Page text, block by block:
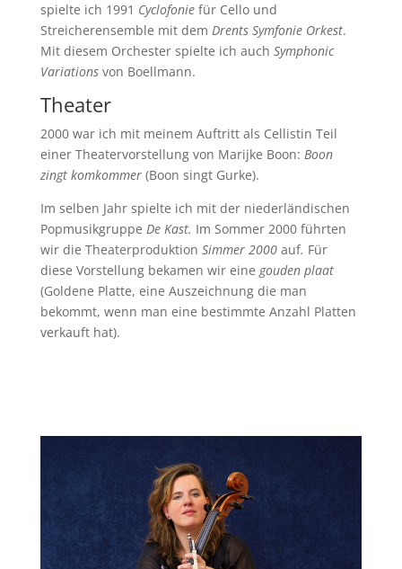
spielte ich 1991 Cyclofoniefür Cello und
Streicherensemble mit dem Drents Symfonie Orkest.
Mit diesem Orchester spielte ich auch Symphonic
Variationsvon Boellmann.
Theater
2000 war ich mit meinem Auftritt als Cellistin Teil
einer Theatervorstellung von Marijke Boon: Boon
zingt komkommer (Boon singt Gurke).
Im selben Jahr spielte ich mit der niederländischen
Popmusikgruppe De Kast. Im Sommer 2000 führten
wir die Theaterproduktion Simmer 2000 auf. Für
diese Vorstellung bekamen wir eine gouden plaat
(Goldene Platte, eine Auszeichnung die man
bekommt, wenn man eine bestimmte Anzahl Platten
verkauft hat).